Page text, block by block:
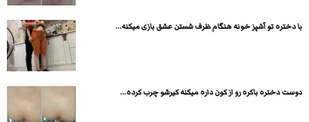
با دختره تو آشپز خونه هنگام ظرف شستن عشق بازی میکنه...
دوست دختره باکره رو از کون داره میکنه کیرشو چرب کرده...